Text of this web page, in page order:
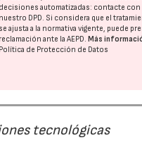
decisiones automatizadas: contacte con
nuestro DPD. Si considera que el
se ajusta a la normativa vigente, puede
reclamación ante laAEPD. Más
Política de Protección de Datos
tecnológicas